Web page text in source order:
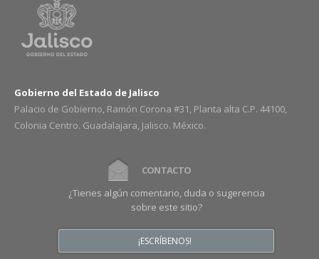
Gobierno del Estado de Jalisco
Palacio de Gobierno, Ramón Corona #31, Planta alta C.P. 44100,
Colonia Centro. Guadalajara, Jalisco. México.
CONTACTO
¿Tienes algún comentario, duda o sugerencia
sobre este sitio?
¡ESCRÍBENOS!